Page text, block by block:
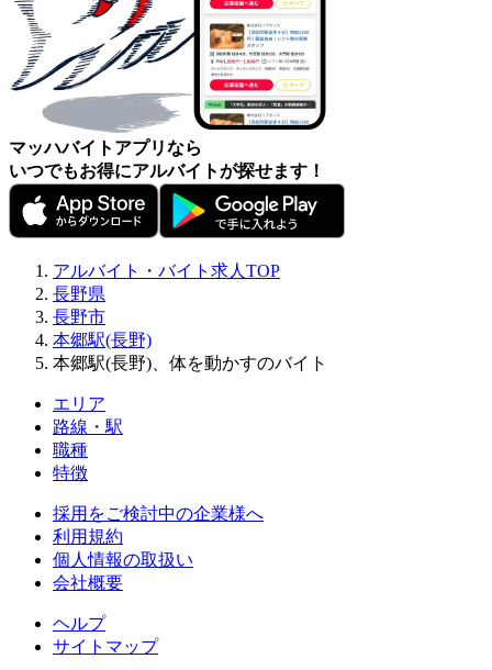
マッハバイトアプリなら
いつでもお得にアルバイトが探せます！
アルバイト・バイト求人TOP
長野県
長野市
本郷駅(長野)
本郷駅(長野)、体を動かすのバイト
エリア
路線・駅
職種
特徴
採用をご検討中の企業様へ
利用規約
個人情報の取扱い
会社概要
ヘルプ
サイトマップ